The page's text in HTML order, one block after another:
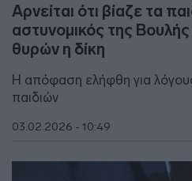
Αρνείται ότι βίαζε τα
αστυνομικός της
θυρών η δίκη
Η απόφαση ελήφθη για
παιδιών
03.02.2026 - 10:49